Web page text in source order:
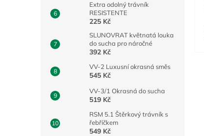
Extra odolný trávník
RESISTENTE
225 Kč
SLUNOVRAT květnatá louka
do sucha pro náročné
392 Kč
VV-2 Luxusní okrasná směs
545 Kč
VV-3/1 Okrasná do sucha
519 Kč
RSM 5.1 Štěrkový trávník s
řebříčkem
549 Kč